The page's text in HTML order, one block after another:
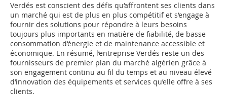
Verdés est conscient des défis qu‘affrontent ses clients dans
un marché qui est de plus en plus compétitif et s‘engage à
fournir des solutions pour répondre à leurs besoins
toujours plus importants en matière de fiabilité, de basse
consommation d‘énergie et de maintenance accessible et
économique. En résumé, l‘entreprise Verdés reste un des
fournisseurs de premier plan du marché algérien grâce à
son engagement continu au fil du temps et au niveau élevé
d‘innovation des équipements et services qu’elle offre à ses
clients.